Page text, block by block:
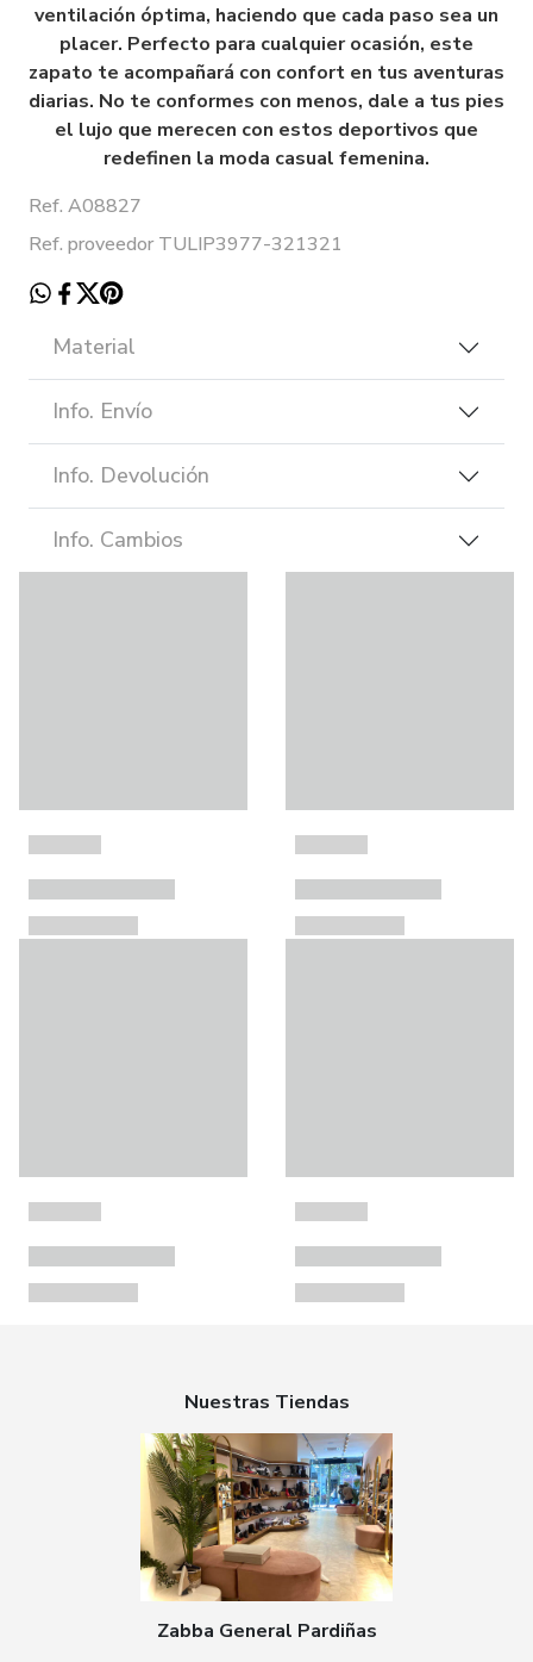
ventilación óptima, haciendo que cada paso sea un
placer. Perfecto para cualquier ocasión, este
zapato te acompañará con confort en tus aventuras
diarias. No te conformes con menos, dale a tus pies
el lujo que merecen con estos deportivos que
redefinen la moda casual femenina.
Ref. A08827
Ref. proveedor TULIP3977-321321
Material
Info. Envío
Info. Devolución
Info. Cambios
Nuestras Tiendas
Zabba General Pardiñas